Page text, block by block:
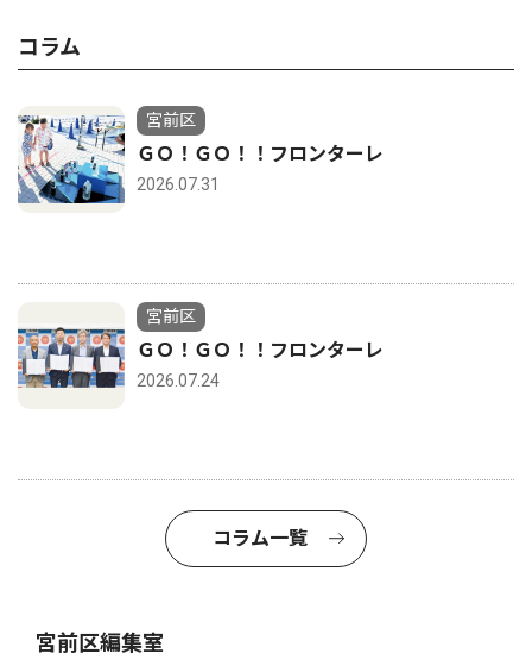
コラム
宮前区
ＧＯ！ＧＯ！！フロンターレ
2026.07.31
宮前区
ＧＯ！ＧＯ！！フロンターレ
2026.07.24
コラム一覧
宮前区編集室